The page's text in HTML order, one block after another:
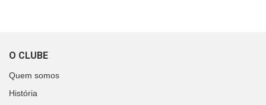
O CLUBE
Quem somos
História